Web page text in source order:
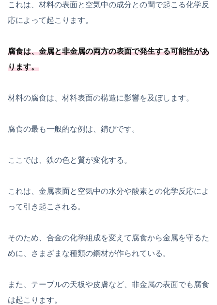
これは、材料の表面と空気中の成分との間で起こる化学反
応によって起こります。
腐食は、金属と非金属の両方の表面で発生する可能性があ
ります。
材料の腐食は、材料表面の構造に影響を及ぼします。
腐食の最も一般的な例は、錆びです。
ここでは、鉄の色と質が変化する。
これは、金属表面と空気中の水分や酸素との化学反応によ
って引き起こされる。
そのため、合金の化学組成を変えて腐食から金属を守るた
めに、さまざまな種類の鋼材が作られている。
また、テーブルの天板や皮膚など、非金属の表面でも腐食
は起こります。